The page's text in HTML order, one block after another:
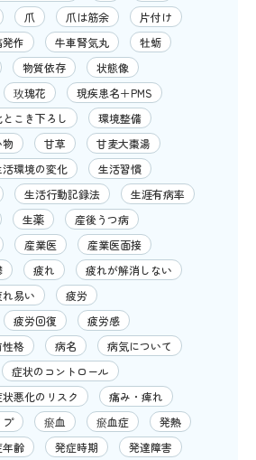
爪 爪は筋余
片付け
作 牛車腎気丸
牡蛎
物質依存
状態像
玫瑰花
現疾患名＋PMS
こき下ろし
環境整備
甘草
甘麦大棗湯
活環境の変化
生活習慣
生活行動記録法
生涯有病率
生薬
産後うつ病
産業医
産業医面接
疲れ
疲れが解消しない
れ易い
疲労
疲労回復
疲労感
性格 病名
病気について
症状のコントロール
状悪化のリスク
痛み・痺れ
プ 瘀血 瘀血症
発熱
年齢 発症時期
発達障害